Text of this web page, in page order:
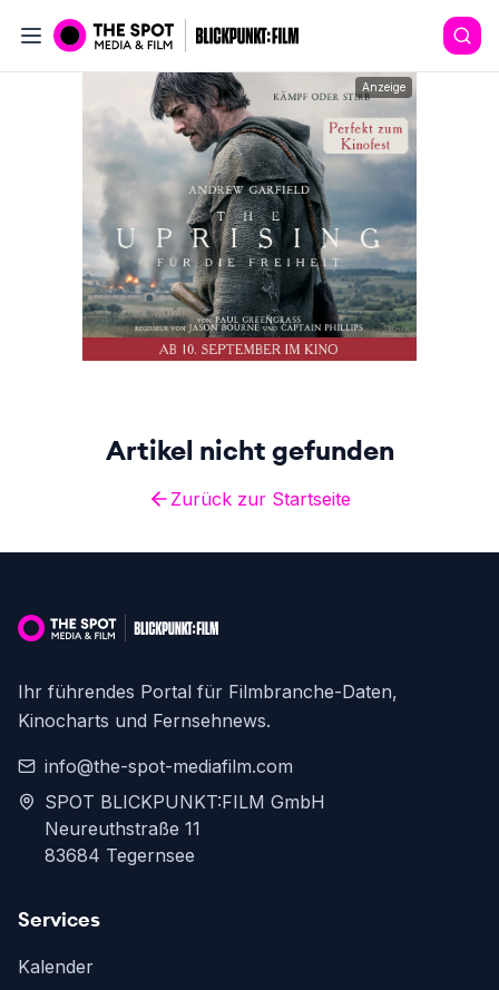
Anzeige
Artikel nicht gefunden
Zurück zur Startseite
Ihr führendes Portal für Filmbranche-Daten,
Kinocharts und Fernsehnews.
info@the-spot-mediafilm.com
SPOT BLICKPUNKT:FILM GmbH
Neureuthstraße 11
83684 Tegernsee
Services
Kalender